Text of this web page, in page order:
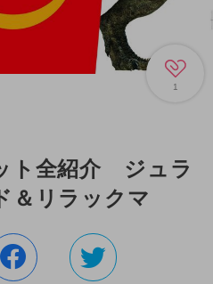
1
ト全紹介 ジュラ
＆リラックマ